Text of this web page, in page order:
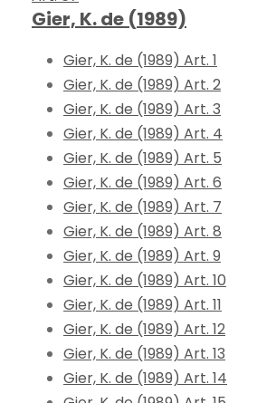
Gier, K. de (1989)
Gier, K. de (1989) Art. 1
Gier, K. de (1989) Art. 2
Gier, K. de (1989) Art. 3
Gier, K. de (1989) Art. 4
Gier, K. de (1989) Art. 5
Gier, K. de (1989) Art. 6
Gier, K. de (1989) Art. 7
Gier, K. de (1989) Art. 8
Gier, K. de (1989) Art. 9
Gier, K. de (1989) Art. 10
Gier, K. de (1989) Art. 11
Gier, K. de (1989) Art. 12
Gier, K. de (1989) Art. 13
Gier, K. de (1989) Art. 14